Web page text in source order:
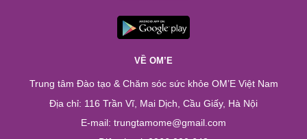
VỀ OM’E
Trung tâm Đào tạo & Chăm sóc sức khỏe OM’E Việt Nam
Địa chỉ: 116 Trần Vĩ, Mai Dịch, Cầu Giấy, Hà Nội
E-mail: trungtamome@gmail.com